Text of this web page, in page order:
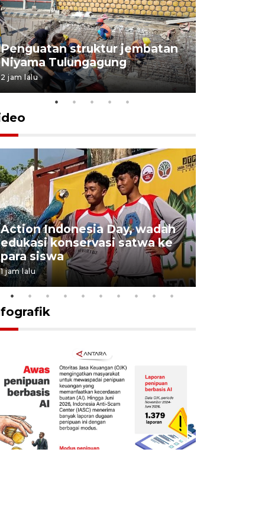
Penguatan struktur jembatan
Niyama Tulungagung
2 jam lalu
Action Indonesia Day, wadah
edukasi konservasi satwa ke
para siswa
1 jam lalu